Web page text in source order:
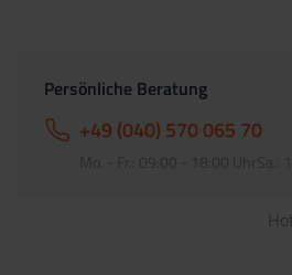
Persönliche Beratung
+49 (040) 570 065 70
Mo. - Fr.: 09:00 - 18:00 UhrSa.: